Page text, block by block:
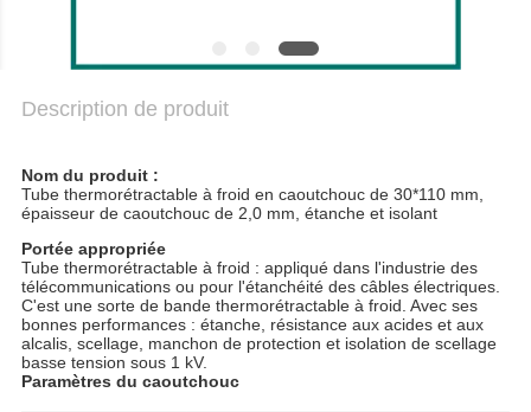
SITE
DE
CONFIDENTIALITÉ
Description de produit
Nom du produit :
Tube thermorétractable à froid en caoutchouc de 30*110 mm,
épaisseur de caoutchouc de 2,0 mm, étanche et isolant
Portée appropriée
Tube thermorétractable à froid : appliqué dans l'industrie des
télécommunications ou pour l'étanchéité des câbles électriques.
C'est une sorte de bande thermorétractable à froid. Avec ses
bonnes performances : étanche, résistance aux acides et aux
alcalis, scellage, manchon de protection et isolation de scellage
basse tension sous 1 kV.
Paramètres du caoutchouc